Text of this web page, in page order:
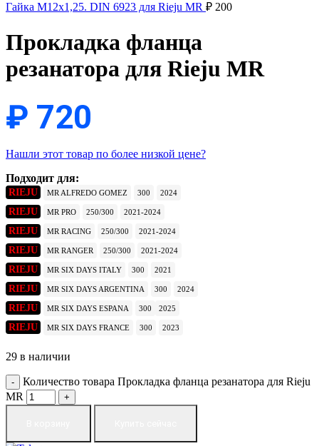
Гайка M12x1,25. DIN 6923 для Rieju MR ₽ 200
Прокладка фланца
резанатора для Rieju MR
₽ 720
Нашли этот товар по более низкой цене?
Подходит для:
RIEJU MR ALFREDO GOMEZ 300 2024
RIEJU MR PRO 250/300 2021-2024
RIEJU MR RACING 250/300 2021-2024
RIEJU MR RANGER 250/300 2021-2024
RIEJU MR SIX DAYS ITALY 300 2021
RIEJU MR SIX DAYS ARGENTINA 300 2024
RIEJU MR SIX DAYS ESPANA 300 2025
RIEJU MR SIX DAYS FRANCE 300 2023
29 в наличии
Количество товара Прокладка фланца резанатора для Rieju
MR